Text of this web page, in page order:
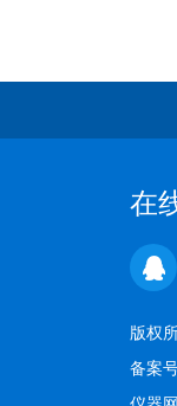
在
版权
备案